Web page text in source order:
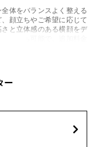
体をバランスよく整える
顔立ちやご希望に応じて
と立体感のある横顔をデ
調整も可能で、追加料金
形成力に優れた「クレヴ
っ張り感などが生じるこ
円(税込)
ー